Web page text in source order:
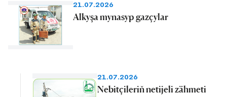
21.07.2026
Alkyşa mynasyp gazçylar
21.07.2026
Nebitçileriň netijeli zähmeti